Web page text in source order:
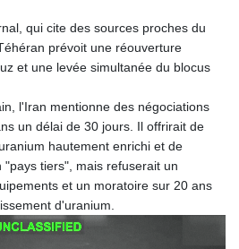
LVL 0.60489
LYD 6.365039
MAD 9.319182
MGA
4266.798513
MKD 53.374161
MMK
2099.552715
3596.040078
qui cite des sources proches du
prévoit une réouverture
et une levée simultanée du blocus
l'Iran mentionne des négociations
un délai de 30 jours. Il offrirait de
hautement enrichi et de
tiers", mais refuserait un
et un moratoire sur 20 ans
d'uranium.